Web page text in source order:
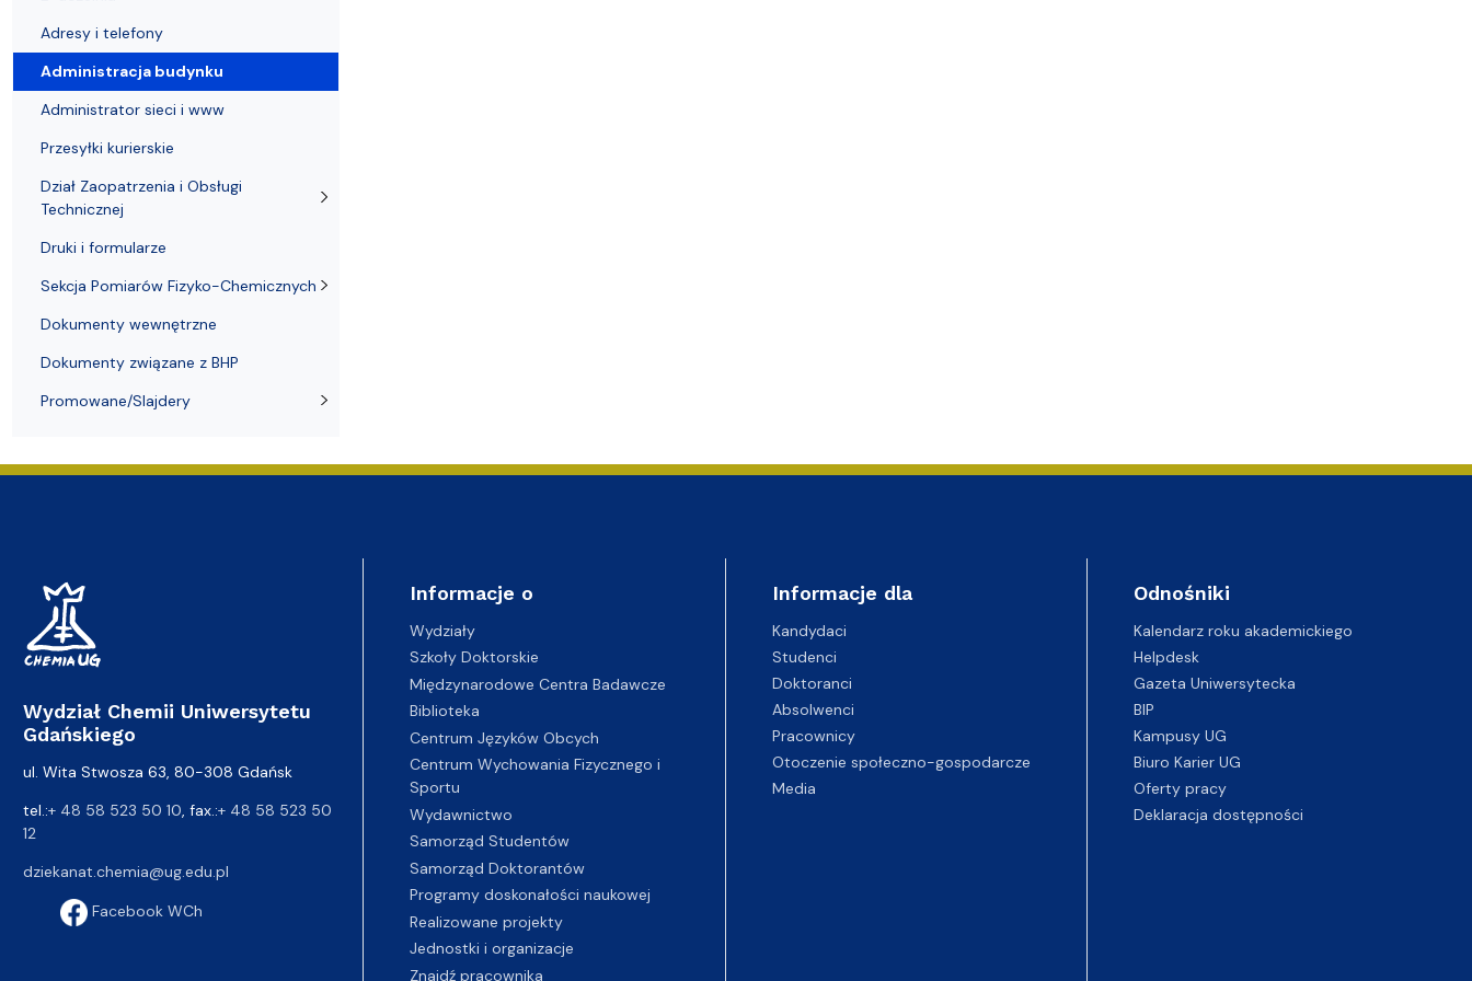
Adresy i telefony
Administracja budynku
Administrator sieci i www
Przesyłki kurierskie
Dział Zaopatrzenia i Obsługi
Technicznej
Druki i formularze
Sekcja Pomiarów Fizyko-Chemicznych
Dokumenty wewnętrzne
Dokumenty związane z BHP
Promowane/Slajdery
Wydział Chemii Uniwersytetu
Gdańskiego
ul. Wita Stwosza 63, 80-308 Gdańsk
tel.:+ 48 58 523 50 10 , fax.:+ 48 58 523 50
12
dziekanat.chemia@ug.edu.pl
Facebook WCh
Informacje o
Wydziały
Szkoły Doktorskie
Międzynarodowe Centra Badawcze
Biblioteka
Centrum Języków Obcych
Centrum Wychowania Fizycznego i
Sportu
Wydawnictwo
Samorząd Studentów
Samorząd Doktorantów
Programy doskonałości naukowej
Realizowane projekty
Jednostki i organizacje
Znajdź pracownika
Informacje dla
Kandydaci
Studenci
Doktoranci
Absolwenci
Pracownicy
Otoczenie społeczno-gospodarcze
Media
Odnośniki
Kalendarz roku akademickiego
Helpdesk
Gazeta Uniwersytecka
BIP
Kampusy UG
Biuro Karier UG
Oferty pracy
Deklaracja dostępności